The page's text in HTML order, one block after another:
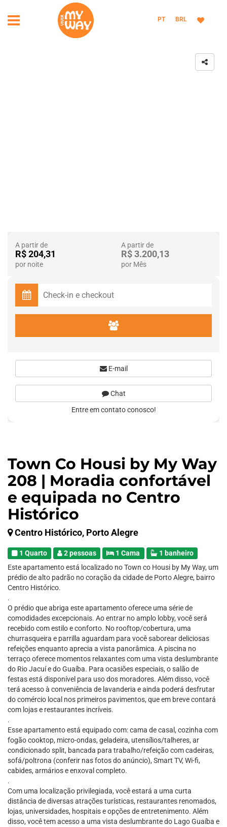
PT BRL
Town Co Housi by My Way
208 | Moradia confortável
e equipada no Centro
Histórico
Centro Histórico, Porto Alegre
1 Quarto 2 pessoas 1 Cama
1 banheiro
Este apartamento está localizado no Town co Housi by My Way, um
prédio de alto padrão no coração da cidade de Porto Alegre, bairro
Centro Histórico.
.
O prédio que abriga este apartamento oferece uma série de
comodidades excepcionais. Ao entrar no amplo lobby, você será
recebido com estilo e conforto. No rooftop/cobertura, uma
churrasqueira e parrilla aguardam para você saborear deliciosas
refeições enquanto aprecia a vista panorâmica. A piscina no
terraço oferece momentos relaxantes com uma vista deslumbrante
do Rio Jacuí e do Guaíba. Para ocasiões especiais, o salão de
festas está disponível para uso dos moradores. Além disso, você
terá acesso à conveniência de lavanderia e ainda poderá desfrutar
do comércio local nos primeiros pavimentos, que em breve contará
com lojas e restaurantes incríveis.
.
Esse apartamento está equipado com: cama de casal, cozinha com
fogão cooktop, micro-ondas, geladeira, utensílios/talheres, ar
condicionado split, bancada para trabalho/refeição com cadeiras,
sofá/poltrona (conferir nas fotos do anúncio), Smart TV, Wi-fi,
cabides, armários e enxoval completo.
.
Com uma localização privilegiada, você estará a uma curta
distância de diversas atrações turísticas, restaurantes renomados,
lojas, universidades, hospitais e opções de entretenimento. Além
disso, você tem acesso a uma vista deslumbrante do Lago Guaíba e
A partir de
R$ 204,31
por noite
A partir de
R$ 3.200,13
por Mês
E-mail
Chat
Entre em contato conosco!